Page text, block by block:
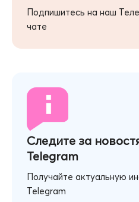
Подпишитесь на наш
чате
Следите за
Telegram
Получайте актуальную
Telegram